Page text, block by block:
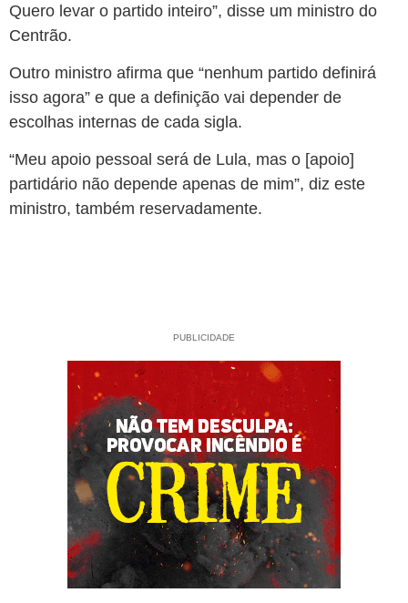
Quero levar o partido inteiro”, disse um ministro do
Centrão.
Outro ministro afirma que “nenhum partido definirá
isso agora” e que a definição vai depender de
escolhas internas de cada sigla.
“Meu apoio pessoal será de Lula, mas o [apoio]
partidário não depende apenas de mim”, diz este
ministro, também reservadamente.
PUBLICIDADE